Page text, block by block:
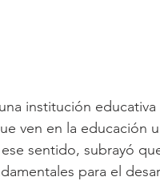
institución
ven en la educación
sentido, subrayó
para el